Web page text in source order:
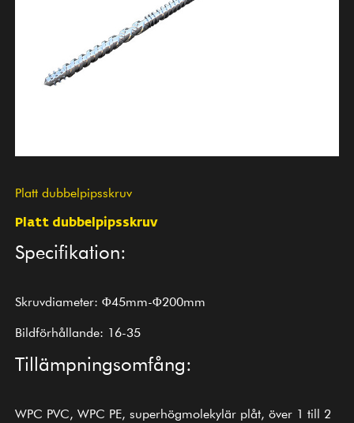
Platt dubbelpipsskruv
Platt dubbelpipsskruv
Specifikation:
Skruvdiameter: Φ45mm-Φ200mm
Bildförhållande: 16-35
Tillämpningsomfång:
WPC PVC, WPC PE, superhögmolekylär plåt, över 1 till 2